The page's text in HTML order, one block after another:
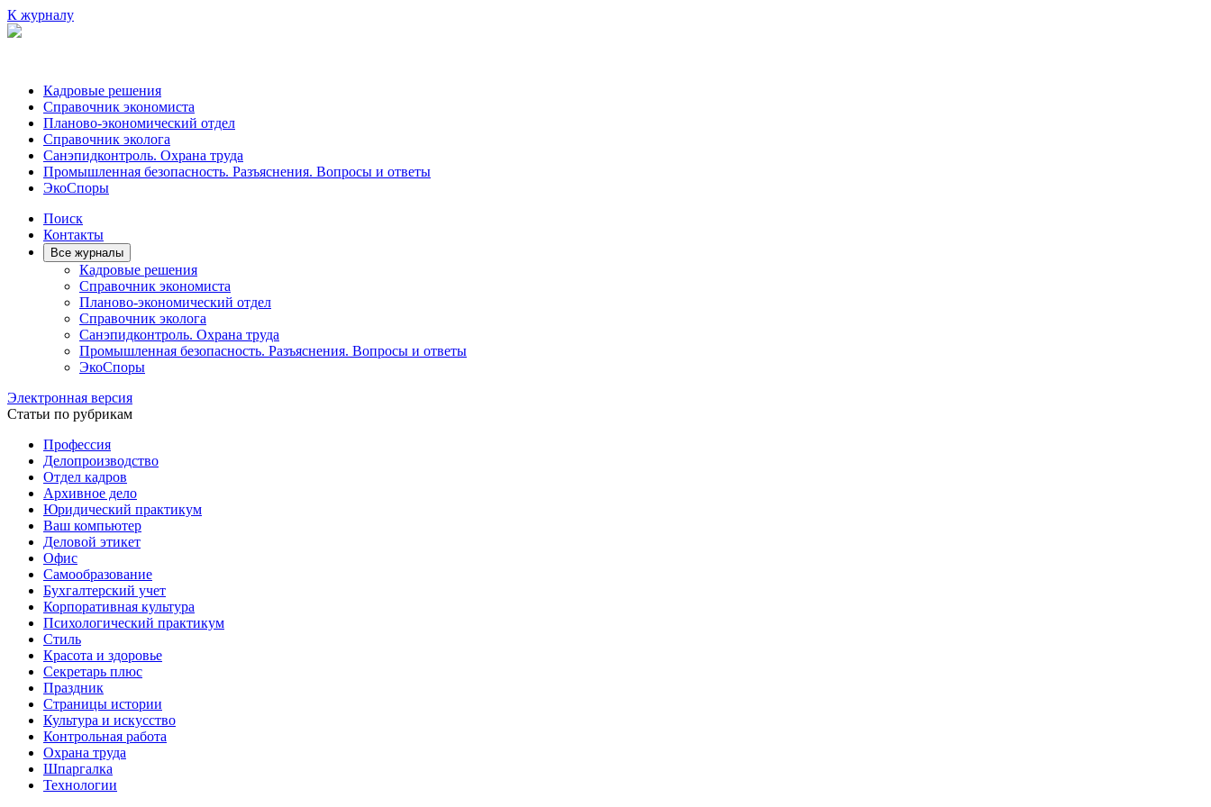
К журналу
Кадровые решения
Справочник экономиста
Планово-экономический отдел
Справочник эколога
Санэпидконтроль. Охрана труда
Промышленная безопасность. Разъяснения. Вопросы и ответы
ЭкоСпоры
Поиск
Контакты
Все журналы
Кадровые решения
Справочник экономиста
Планово-экономический отдел
Справочник эколога
Санэпидконтроль. Охрана труда
Промышленная безопасность. Разъяснения. Вопросы и ответы
ЭкоСпоры
Электронная версия
Статьи по рубрикам
Профессия
Делопроизводство
Отдел кадров
Архивное дело
Юридический практикум
Ваш компьютер
Деловой этикет
Офис
Самообразование
Бухгалтерский учет
Корпоративная культура
Психологический практикум
Стиль
Красота и здоровье
Секретарь плюс
Праздник
Страницы истории
Культура и искусство
Контрольная работа
Охрана труда
Шпаргалка
Технологии